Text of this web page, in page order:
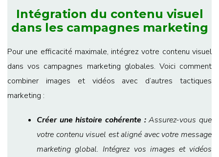
Intégration du contenu visuel
dans les campagnes marketing
Pour une efficacité maximale, intégrez votre contenu visuel
dans vos campagnes marketing globales. Voici comment
combiner images et vidéos avec d’autres tactiques
marketing :
Créer une histoire cohérente :Assurez-vous que
votre contenu visuel est aligné avec votre message
marketing global. Intégrez vos images et vidéos